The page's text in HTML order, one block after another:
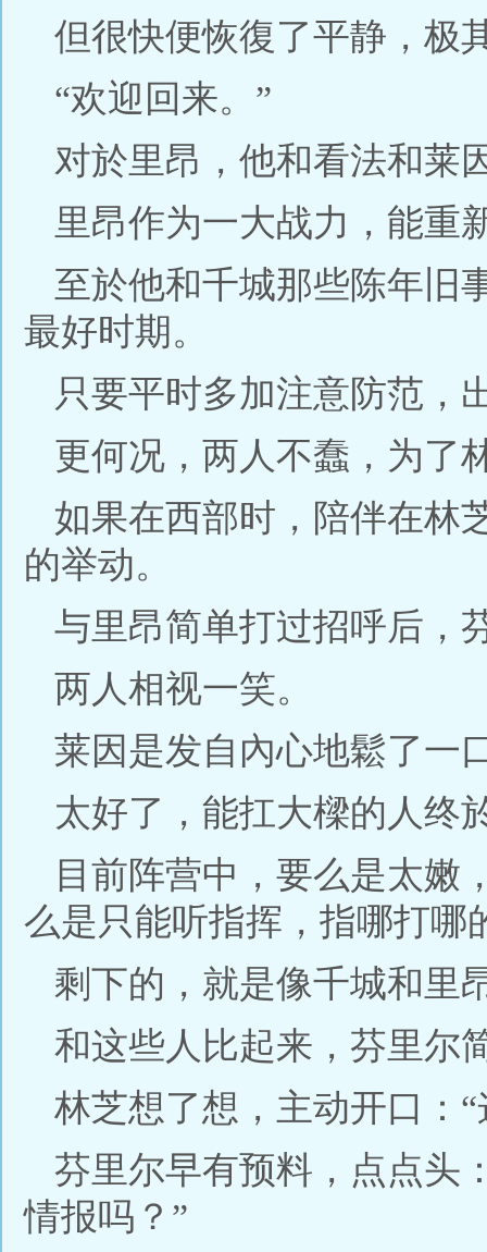
但很快便恢復了平静，极
“欢迎回来。”
对於里昂，他和看法和莱
里昂作为一大战力，能重
至於他和千城那些陈年旧
最好时期。
只要平时多加注意防范，
更何况，两人不蠢，为了
如果在西部时，陪伴在林
的举动。
与里昂简单打过招呼后，
两人相视一笑。
莱因是发自內心地鬆了一
太好了，能扛大樑的人终
目前阵营中，要么是太嫩
么是只能听指挥，指哪打哪
剩下的，就是像千城和里
和这些人比起来，芬里尔
林芝想了想，主动开口：
芬里尔早有预料，点点头
情报吗？”